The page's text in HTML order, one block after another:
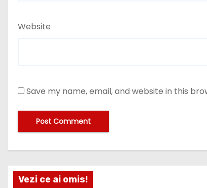
Website
Save my name, email, and website in this
Vezi ce ai omis!